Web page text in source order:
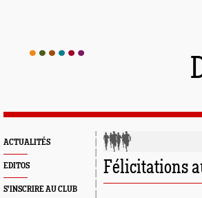
ACTUALITÉS
EDITOS
S'INSCRIRE AU CLUB
Félicitations